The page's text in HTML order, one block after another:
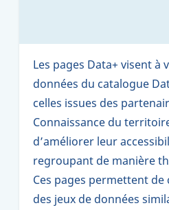
Les pages Data+ visent à
données du catalogue
celles issues des
Connaissance du
d’améliorer leur
regroupant de manière
Ces pages permettent
des jeux de données